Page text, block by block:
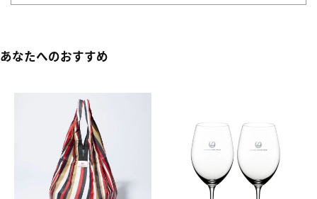
あなたへのおすすめ